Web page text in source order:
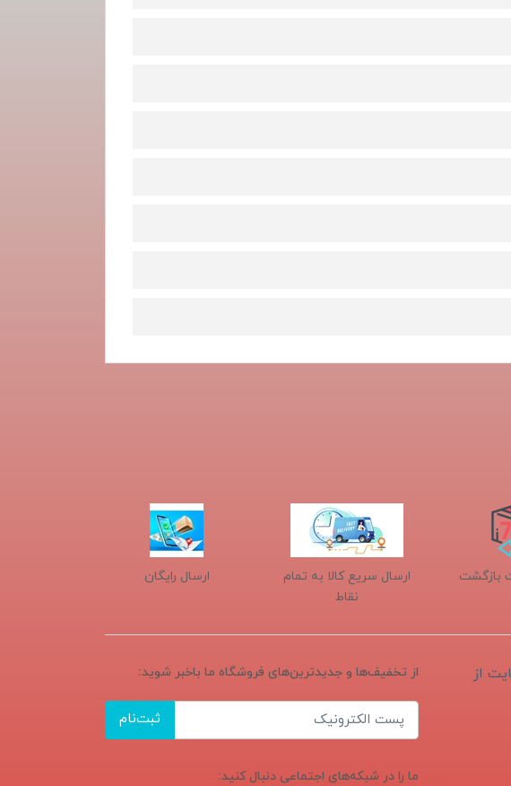
ارسال سریع کالا به تمام
نقاط
ارسال رایگان
از
از تخفیف‌ها و جدیدترین‌های فروشگاه ما باخبر شوید:
ثبت‌نام
ما را در شبکه‌های اجتماعی دنبال کنید: